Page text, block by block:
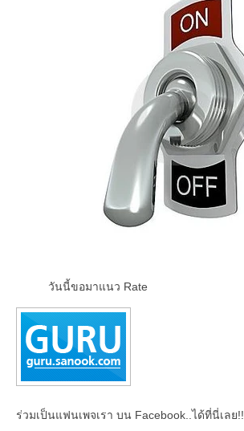
วันนี้ขอมาแนว Rate
ร่วมเป็นแฟนเพจเรา บน Facebook..ได้ที่นี่เลย!!